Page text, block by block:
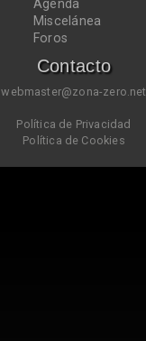
Agenda
Miscelánea
Foros
Contacto
webmaster@zona-zero.net
Política de Privacidad
Política de Cookies